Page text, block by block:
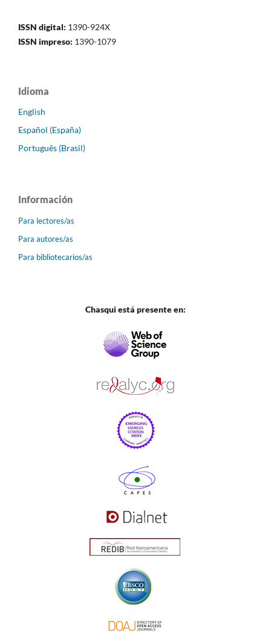
ISSN digital: 1390-924X
ISSN impreso: 1390-1079
Idioma
English
Español (España)
Português (Brasil)
Información
Para lectores/as
Para autores/as
Para bibliotecarios/as
Chasqui está presente en: